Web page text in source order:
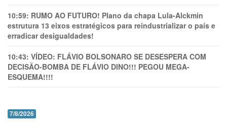
10:59: RUMO AO FUTURO! Plano da chapa Lula-Alckmin
estrutura 13 eixos estratégicos para reindustrializar o país e
erradicar desigualdades!
10:43: VÍDEO: FLÁVIO BOLSONARO SE DESESPERA COM
DECISÃO-BOMBA DE FLÁVIO DINO!!! PEGOU MEGA-
ESQUEMA!!!!
7/8/2026